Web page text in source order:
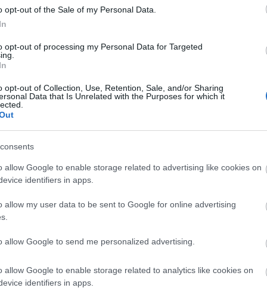
opt-out of the Sale of my Personal Data.
opt-out of processing my Personal Data for Targeted
opt-out of Collection, Use, Retention, Sale, and/or Sharing
Data that Is Unrelated with the Purposes for which it
allow Google to enable storage related to advertising like cookies on
identifiers in apps.
allow my user data to be sent to Google for online advertising
allow Google to send me personalized advertising.
allow Google to enable storage related to analytics like cookies on
identifiers in apps.
Ειδήσεις
γραπτός διαγωνισμός - Μόνιμοι στο
315 μόνιμοι στο Δημόσιο - Στις 1.102 οι